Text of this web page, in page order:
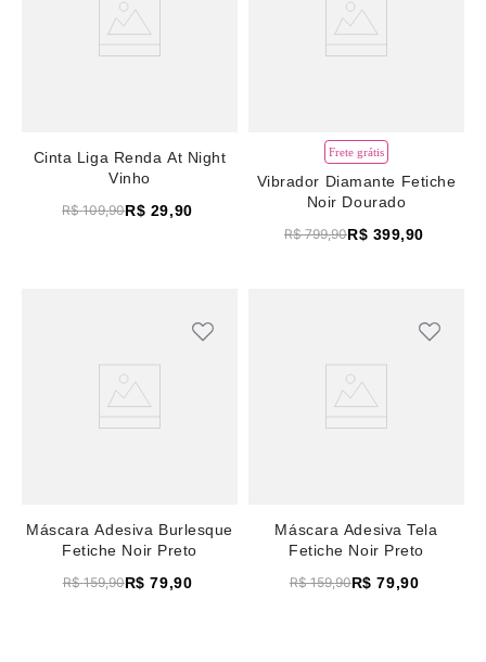
Cinta Liga Renda At Night
Vinho
R$ 109,90R$ 29,90
Frete grátis
Vibrador Diamante Fetiche
Noir Dourado
R$ 799,90R$ 399,90
Máscara Adesiva Burlesque
Fetiche Noir Preto
R$ 159,90R$ 79,90
Máscara Adesiva Tela
Fetiche Noir Preto
R$ 159,90R$ 79,90